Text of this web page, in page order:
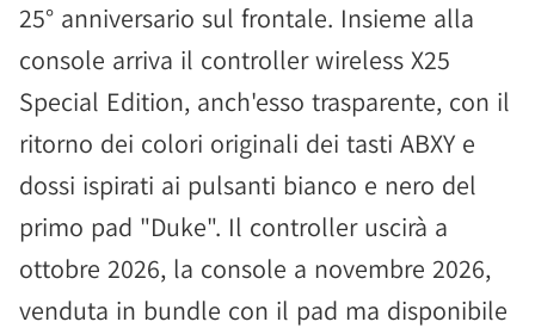
25° anniversario sul frontale. Insieme alla
console arriva il controller wireless X25
Special Edition, anch'esso trasparente, con il
ritorno dei colori originali dei tasti ABXY e
dossi ispirati ai pulsanti bianco e nero del
primo pad "Duke". Il controller uscirà a
ottobre 2026, la console a novembre 2026,
venduta in bundle con il pad ma disponibile